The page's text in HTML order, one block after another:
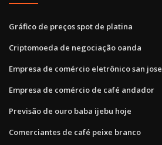
Gráfico de preços spot de platina
Criptomoeda de negociação oanda
Empresa de comércio eletrônico san jose
Empresa de comércio de café andador
Previsão de ouro baba ijebu hoje
Comerciantes de café peixe branco